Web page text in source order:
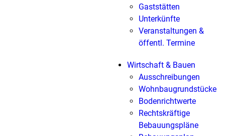
Gaststätten
Unterkünfte
Veranstaltungen &
öffentl. Termine
Wirtschaft & Bauen
Ausschreibungen
Wohnbaugrundstücke
Bodenrichtwerte
Rechtskräftige
Bebauungspläne